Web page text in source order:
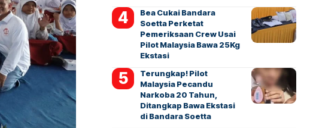
Bea Cukai Bandara
Soetta Perketat
Pemeriksaan Crew Usai
Pilot Malaysia Bawa 25Kg
Ekstasi
Terungkap! Pilot
Malaysia Pecandu
Narkoba 20 Tahun,
Ditangkap Bawa Ekstasi
di Bandara Soetta